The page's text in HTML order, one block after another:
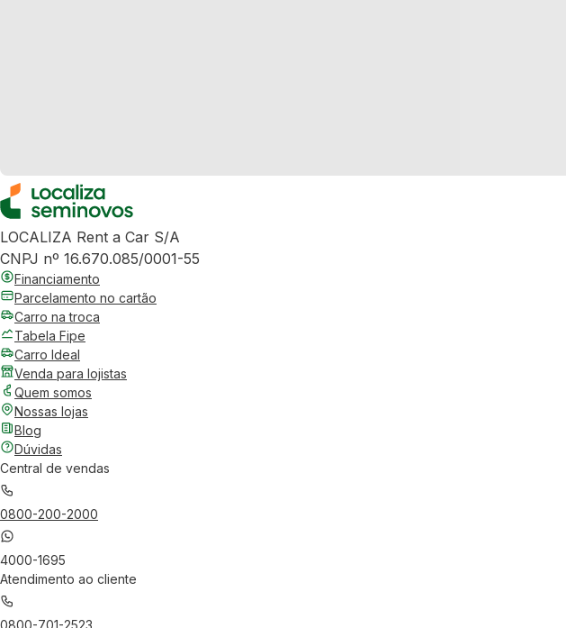
LOCALIZA Rent a Car S/A
CNPJ nº 16.670.085/0001-55
Financiamento
Parcelamento no cartão
Carro na troca
Tabela Fipe
Carro Ideal
Venda para lojistas
Quem somos
Nossas lojas
Blog
Dúvidas
Central de vendas
0800-200-2000
4000-1695
Atendimento ao cliente
0800-701-2523